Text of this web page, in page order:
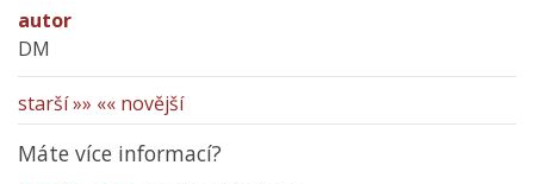
autor
DM
starší »» «« novější
Máte více informací?